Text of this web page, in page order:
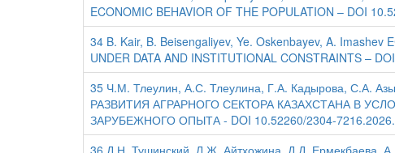
ECONOMIC BEHAVIOR OF THE POPULATION – DOI
34 B. Kair, B. Beisengaliyev, Ye. Oskenbayev, A. Imashev
UNDER DATA AND INSTITUTIONAL CONSTRAINTS –
35 Ч.М. Тлеулин, А.С. Тлеулина, Г.А. Кадырова,
РАЗВИТИЯ АГРАРНОГО СЕКТОРА КАЗАХСТАНА В
ЗАРУБЕЖНОГО ОПЫТА - DOI 10.52260/2304-
36 Д.Н. Тушинский, Л.Ж. Айтхожина, Д.Д.